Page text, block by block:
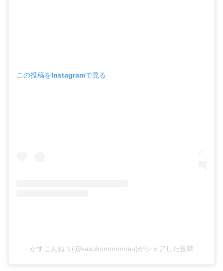
この投稿をInstagramで見る
かすこんねぅ(@kasukonnnnnneu)がシェアした投稿